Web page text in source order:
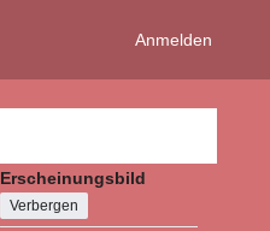
Anmelden
Erscheinungsbild
Verbergen